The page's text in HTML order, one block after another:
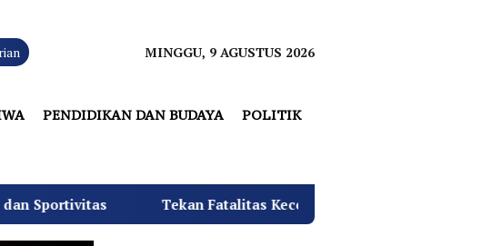
MINGGU, 9 AGUSTUS 2026
PENDIDIKAN DAN BUDAYA POLITIK
Tekan Fatalitas Kecelakaan, SMKN 3 Rantau Utara Gelar Sosialisasi